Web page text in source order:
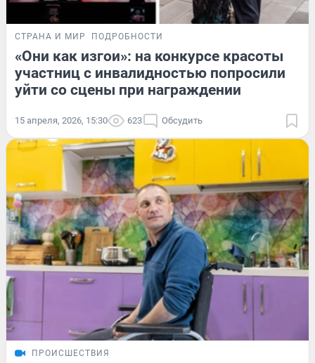
СТРАНА И МИР ПОДРОБНОСТИ
«Они как изгои»: на конкурсе красоты
участниц с инвалидностью попросили
уйти со сцены при награждении
15 апреля, 2026, 15:30 623 Обсудить
ПРОИСШЕСТВИЯ